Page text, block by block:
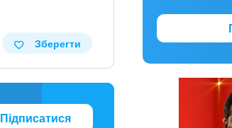
Зберегти
Підписатися